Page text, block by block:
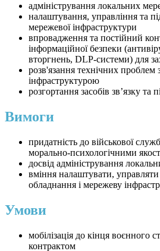
адміністрування локальних
налаштування, управління та
мережевої інфраструктури
впровадження та постійний
інформаційної безпеки
вторгнень, DLP-системи) для
розв'язання технічних проблем
інфраструктурою
розгортання засобів зв’язку та
Вимоги
придатність до військової
морально-психологічними
досвід адміністрування
вміння налаштувати, управляти
обладнання і мережеву
Умови
мобілізація до кінця воєнного
контрактом